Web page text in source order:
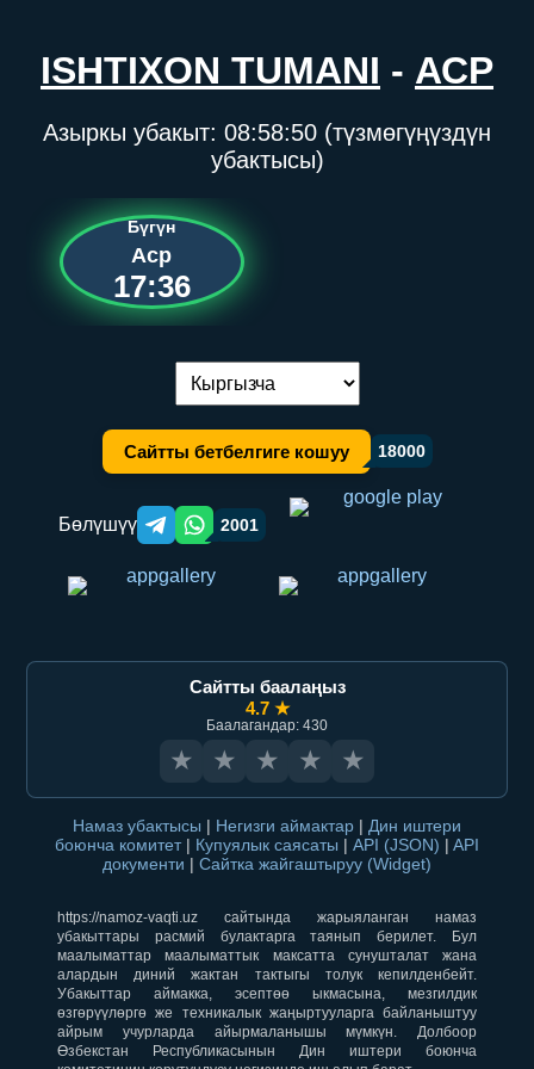
ISHTIXON TUMANI - АСР
Азыркы убакыт: 08:58:50 (түзмөгүңүздүн
убактысы)
Бүгүн
Аср
17:36
Тилди алмаштыруу:
Сайтты бетбелгиге кошуу 18000
Бөлүшүү Telegram orqali ulashish
WhatsApp orqali ulashish
2001
Сайтты баалаңыз
4.7 ★
Баалагандар: 430
★ ★ ★ ★ ★
Намаз убактысы | Негизги аймактар | Дин иштери
боюнча комитет | Купуялык саясаты | API (JSON) | API
документи | Сайтка жайгаштыруу (Widget)
https://namoz-vaqti.uz сайтында жарыяланган намаз
убакыттары расмий булактарга таянып берилет. Бул
маалыматтар маалыматтык максатта сунушталат жана
алардын диний жактан тактыгы толук кепилденбейт.
Убакыттар аймакка, эсептөө ыкмасына, мезгилдик
өзгөрүүлөргө же техникалык жаңыртууларга байланыштуу
айрым учурларда айырмаланышы мүмкүн. Долбоор
Өзбекстан Республикасынын Дин иштери боюнча